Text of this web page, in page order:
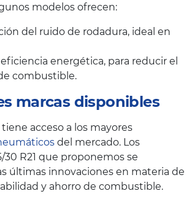
modelos ofrecen:
del ruido de rodadura, ideal en
energética, para reducir el
combustible.
marcas disponibles
acceso a los mayores
del mercado. Los
R21 que proponemos se
últimas innovaciones en materia de
y ahorro de combustible.